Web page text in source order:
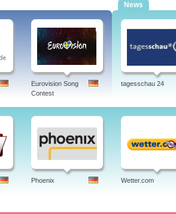
Eurovision Song
Contest
News
tagesschau 24
Phoenix Wetter.com